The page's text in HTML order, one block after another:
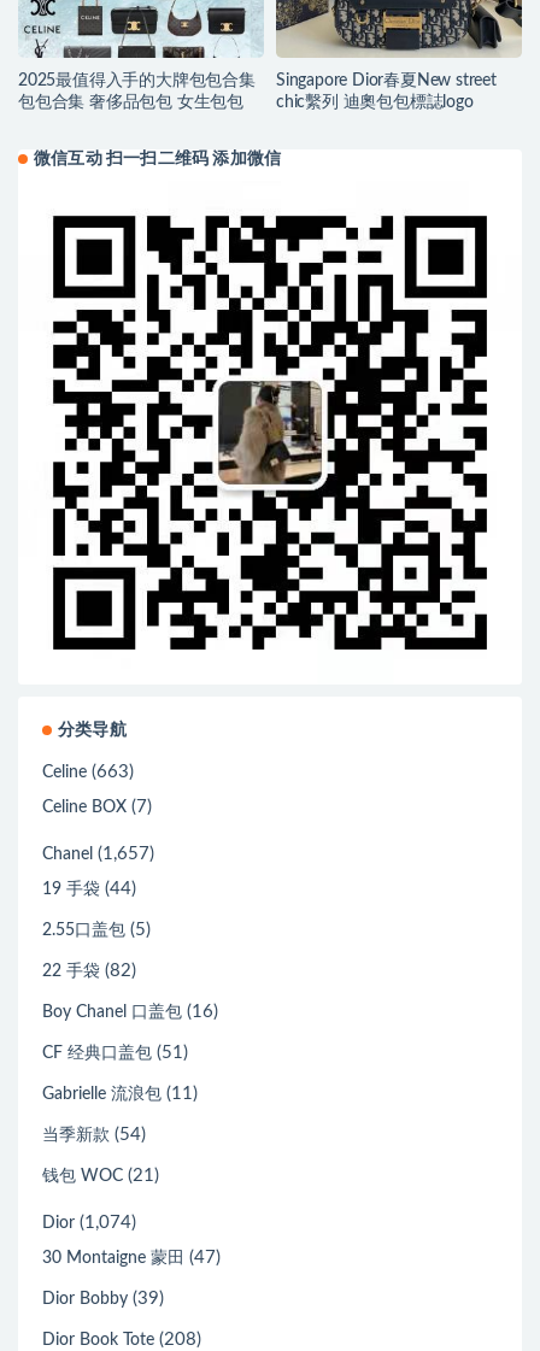
2025最值得入手的大牌包包合集
包包合集 奢侈品包包 女生包包
Singapore Dior春夏New street
chic繫列 迪奧包包標誌logo
微信互动 扫一扫二维码 添加微信
分类导航
Celine (663)
Celine BOX (7)
Chanel (1,657)
19 手袋 (44)
2.55口盖包 (5)
22 手袋 (82)
Boy Chanel 口盖包 (16)
CF 经典口盖包 (51)
Gabrielle 流浪包 (11)
当季新款 (54)
钱包 WOC (21)
Dior (1,074)
30 Montaigne 蒙田 (47)
Dior Bobby (39)
Dior Book Tote (208)